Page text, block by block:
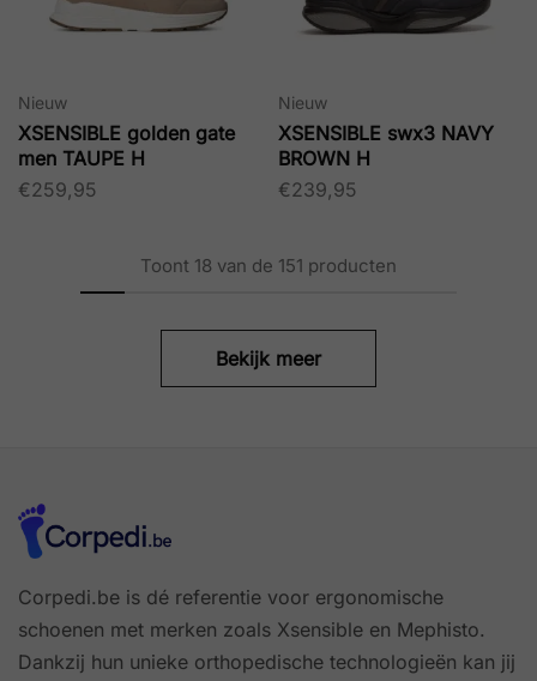
Nieuw
XSENSIBLE golden gate
men TAUPE H
€259,95
Nieuw
XSENSIBLE swx3 NAVY
BROWN H
€239,95
Toont 18 van de 151 producten
Bekijk meer
Corpedi.be is dé referentie voor ergonomische
schoenen met merken zoals Xsensible en Mephisto.
Dankzij hun unieke orthopedische technologieën kan jij